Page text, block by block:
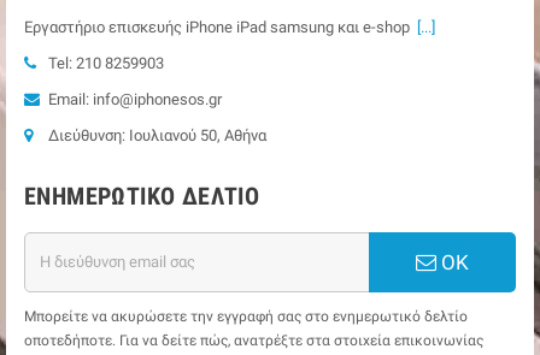
Εργαστήριο επισκευής iPhone iPad samsung και e-shop [...]
Tel: 210 8259903
Email: info@iphonesos.gr
Διεύθυνση: Ιουλιανού 50, Αθήνα
ΕΝΗΜΕΡΩΤΙΚΌ ΔΕΛΤΊΟ
ΟΚ
Μπορείτε να ακυρώσετε την εγγραφή σας στο ενημερωτικό δελτίο
οποτεδήποτε. Για να δείτε πώς, ανατρέξτε στα στοιχεία επικοινωνίας